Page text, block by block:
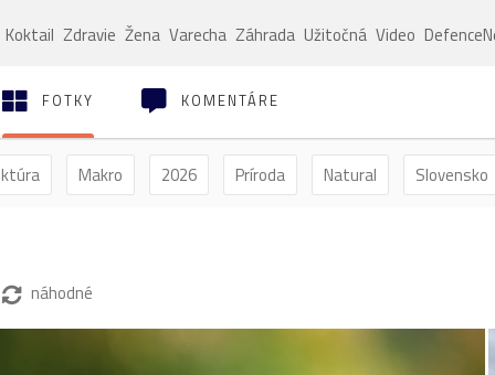
Koktail Zdravie Žena Varecha Záhrada Užitočná Video
FOTKY KOMENTÁRE
Makro 2026 Príroda Natural Slovensko
náhodné